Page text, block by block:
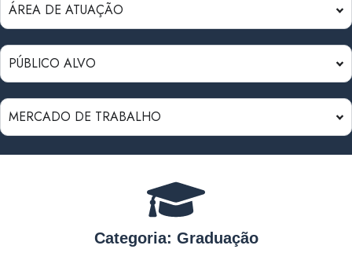
ÁREA DE ATUAÇÃO
PÚBLICO ALVO
MERCADO DE TRABALHO
Categoria: Graduação